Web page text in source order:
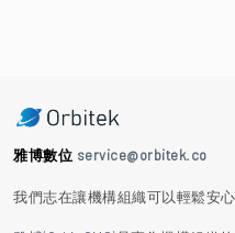
雅博數位 service@orbitek.co
我們志在讓機構組織可以輕鬆安